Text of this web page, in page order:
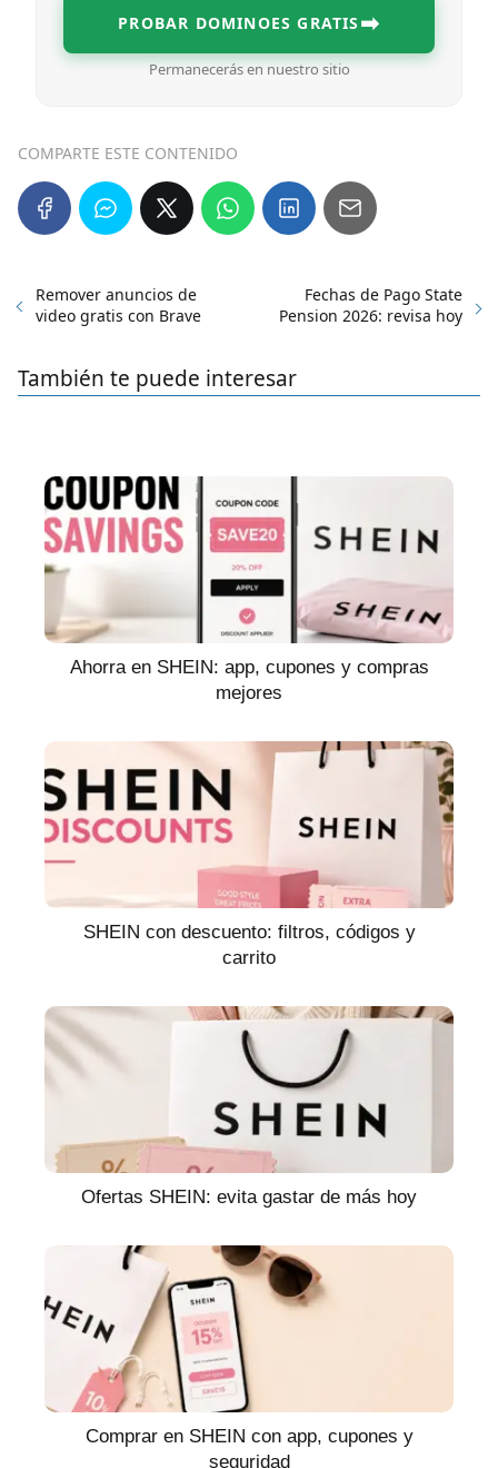
PROBAR DOMINOES GRATIS ➡
Permanecerás en nuestro sitio
COMPARTE ESTE CONTENIDO
Remover anuncios de
video gratis con Brave
Fechas de Pago State
Pension 2026: revisa hoy
También te puede interesar
Ahorra en SHEIN: app, cupones y compras
mejores
SHEIN con descuento: filtros, códigos y
carrito
Ofertas SHEIN: evita gastar de más hoy
Comprar en SHEIN con app, cupones y
seguridad